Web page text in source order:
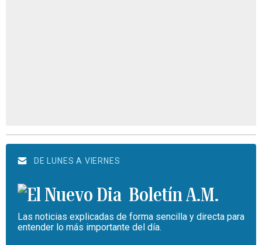
DE LUNES A VIERNES
Boletín A.M.
Las noticias explicadas de forma sencilla y directa para
entender lo más importante del día.